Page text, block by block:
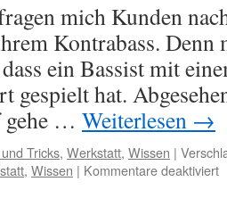
mich Kunden
Kontrabass.
ein Bassist mit
gespielt hat.
gehe … Weiterlesen →
Tricks, Werkstatt, Wissen |
, Wissen | Kommentare deaktiviert